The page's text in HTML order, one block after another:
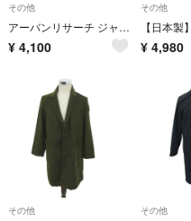
その他
アーバンリサーチ ジャケット 長袖 ステンカラー ストレッチ 38 ブラック
¥ 4,100
その他
¥ 4,980
その他 その他